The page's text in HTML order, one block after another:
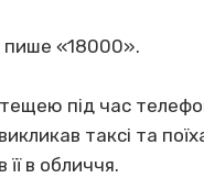
пише «18000».
тещею під час
таксі та
в обличчя.